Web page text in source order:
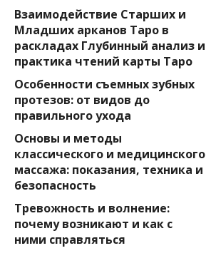
Взаимодействие Старших и
Младших арканов Таро в
раскладах Глубинный анализ и
практика чтений карты Таро
Особенности съемных зубных
протезов: от видов до
правильного ухода
Основы и методы
классического и медицинского
массажа: показания, техника и
безопасность
Тревожность и волнение:
почему возникают и как с
ними справляться